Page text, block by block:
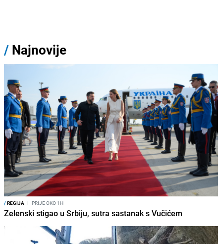
/ Najnovije
/REGIJA I PRIJE OKO 1H
Zelenski stigao u Srbiju, sutra sastanak s Vučićem